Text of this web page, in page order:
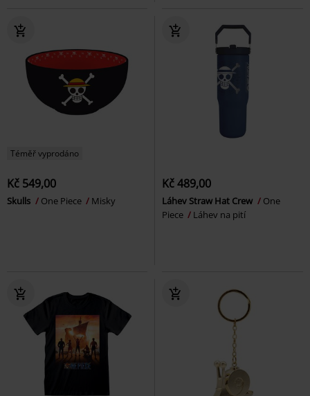
Téměř vyprodáno
Kč 549,00
Skulls One Piece Misky
Kč 489,00
Láhev Straw Hat Crew
One
Piece
Láhev na pití